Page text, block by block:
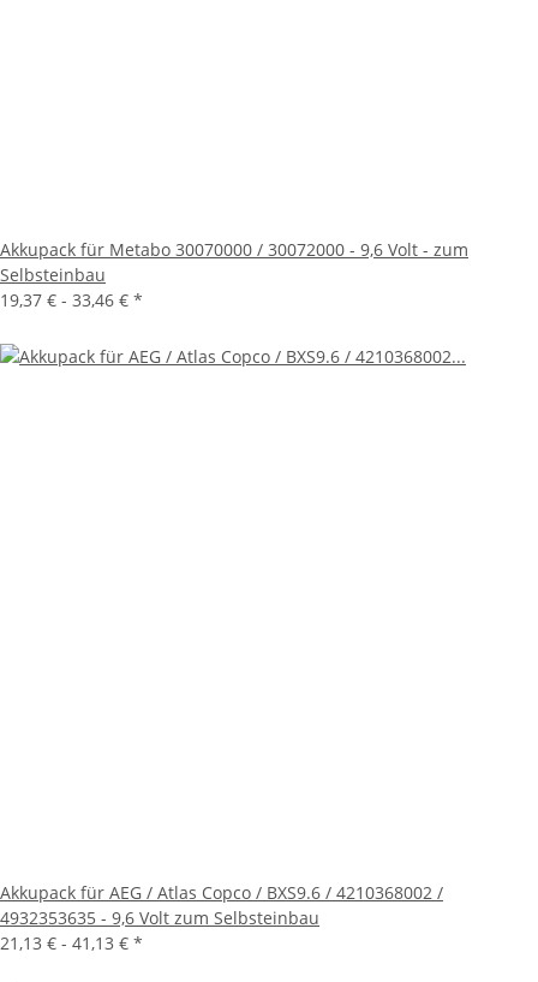
Akkupack für Metabo 30070000 / 30072000 - 9,6 Volt - zum
Selbsteinbau
19,37 € - 33,46 € *
Akkupack für AEG / Atlas Copco / BXS9.6 / 4210368002 /
4932353635 - 9,6 Volt zum Selbsteinbau
21,13 € - 41,13 € *